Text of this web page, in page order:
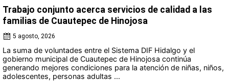
Trabajo conjunto acerca servicios de calidad a las
familias de Cuautepec de Hinojosa
5 agosto, 2026
La suma de voluntades entre el Sistema DIF Hidalgo y el
gobierno municipal de Cuautepec de Hinojosa continúa
generando mejores condiciones para la atención de niñas, niños,
adolescentes, personas adultas ...